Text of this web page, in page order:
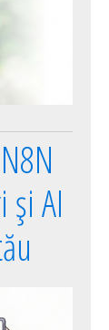
AI